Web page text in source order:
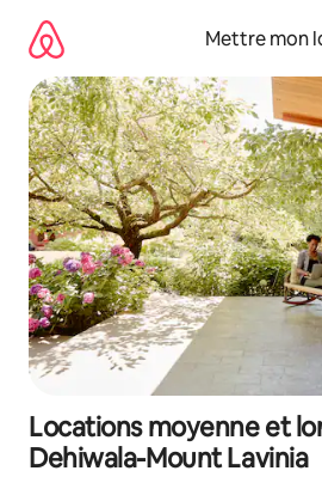
directement
contenu
Mettre mon
Locations moyenne et
Dehiwala-Mount Lavinia